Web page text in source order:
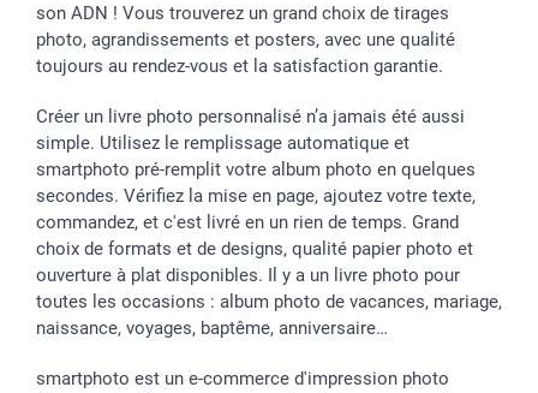
son ADN ! Vous trouverez un grand choix de tirages
photo, agrandissements et posters, avec une qualité
toujours au rendez-vous et la satisfaction garantie.
Créer un livre photo personnalisé n’a jamais été aussi
simple. Utilisez le remplissage automatique et
smartphoto pré-remplit votre album photo en quelques
secondes. Vérifiez la mise en page, ajoutez votre texte,
commandez, et c'est livré en un rien de temps. Grand
choix de formats et de designs, qualité papier photo et
ouverture à plat disponibles. Il y a un livre photo pour
toutes les occasions : album photo de vacances, mariage,
naissance, voyages, baptême, anniversaire…
smartphoto est un e-commerce d'impression photo